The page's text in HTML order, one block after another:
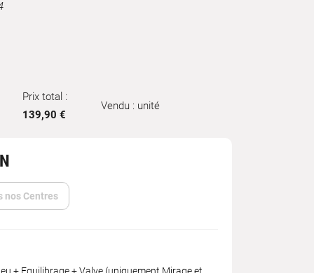
Prix total :
139,90 €
Vendu : unité
nos Centres